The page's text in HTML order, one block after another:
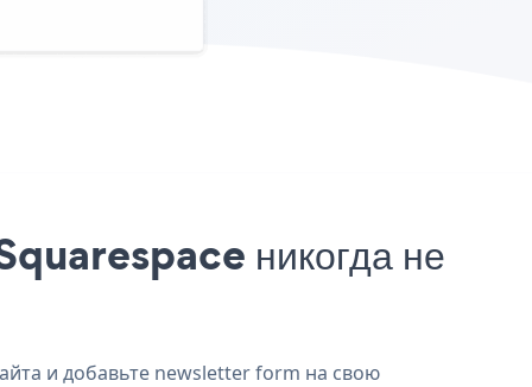
никогда не
и добавьте newsletter form на свою